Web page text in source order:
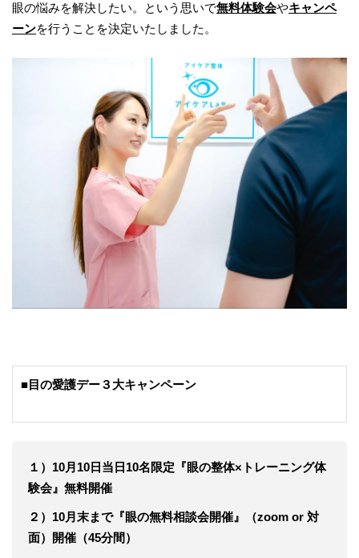
眼の悩みを解決したい。という思いで無料体験会やキャンペ
ーンを行うことを決定いたしました。
■目の愛護デー３大キャンペーン
１）10月10日当日10名限定『眼の整体×トレーニング体
験会』無料開催
２）10月末まで『眼の無料相談会開催』（zoom or 対
面）開催（45分間）